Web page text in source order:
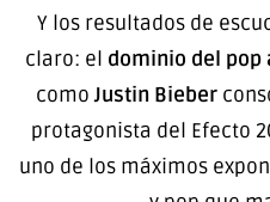
Y los resultados de
claro: el dominio del pop
comoJustin Bieber
protagonista del Efecto
uno de los máximos